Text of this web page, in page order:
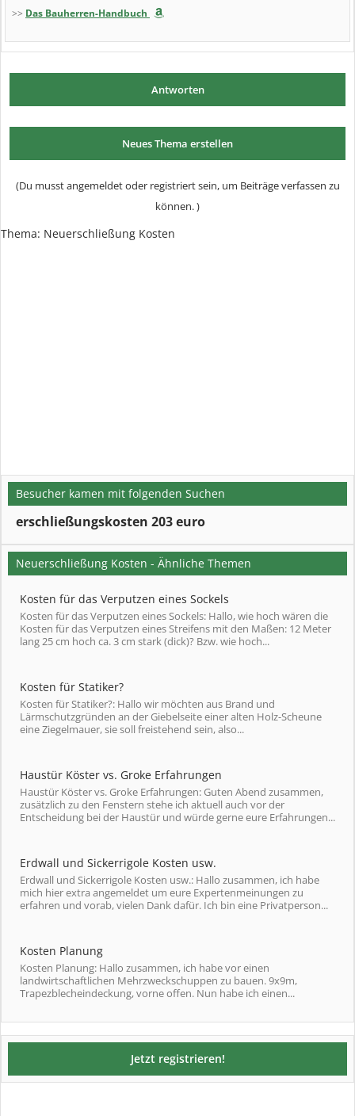
>> Das Bauherren-Handbuch
Antworten
Neues Thema erstellen
(Du musst angemeldet oder registriert sein, um Beiträge verfassen zu
können. )
Thema: Neuerschließung Kosten
Besucher kamen mit folgenden Suchen
erschließungskosten 203 euro
Neuerschließung Kosten - Ähnliche Themen
Kosten für das Verputzen eines Sockels
Kosten für das Verputzen eines Sockels: Hallo, wie hoch wären die
Kosten für das Verputzen eines Streifens mit den Maßen: 12 Meter
lang 25 cm hoch ca. 3 cm stark (dick)? Bzw. wie hoch...
Kosten für Statiker?
Kosten für Statiker?: Hallo wir möchten aus Brand und
Lärmschutzgründen an der Giebelseite einer alten Holz-Scheune
eine Ziegelmauer, sie soll freistehend sein, also...
Haustür Köster vs. Groke Erfahrungen
Haustür Köster vs. Groke Erfahrungen: Guten Abend zusammen,
zusätzlich zu den Fenstern stehe ich aktuell auch vor der
Entscheidung bei der Haustür und würde gerne eure Erfahrungen...
Erdwall und Sickerrigole Kosten usw.
Erdwall und Sickerrigole Kosten usw.: Hallo zusammen, ich habe
mich hier extra angemeldet um eure Expertenmeinungen zu
erfahren und vorab, vielen Dank dafür. Ich bin eine Privatperson...
Kosten Planung
Kosten Planung: Hallo zusammen, ich habe vor einen
landwirtschaftlichen Mehrzweckschuppen zu bauen. 9x9m,
Trapezblecheindeckung, vorne offen. Nun habe ich einen...
Jetzt registrieren!